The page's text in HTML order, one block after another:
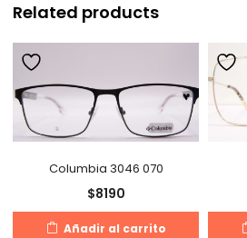
Related products
Columbia 3046 070
$8190
Añadir al carrito